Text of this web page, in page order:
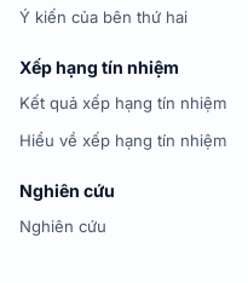
Ý kiến của bên thứ hai
Xếp hạng tín nhiệm
Kết quả xếp hạng tín nhiệm
Hiểu về xếp hạng tín nhiệm
Nghiên cứu
Nghiên cứu